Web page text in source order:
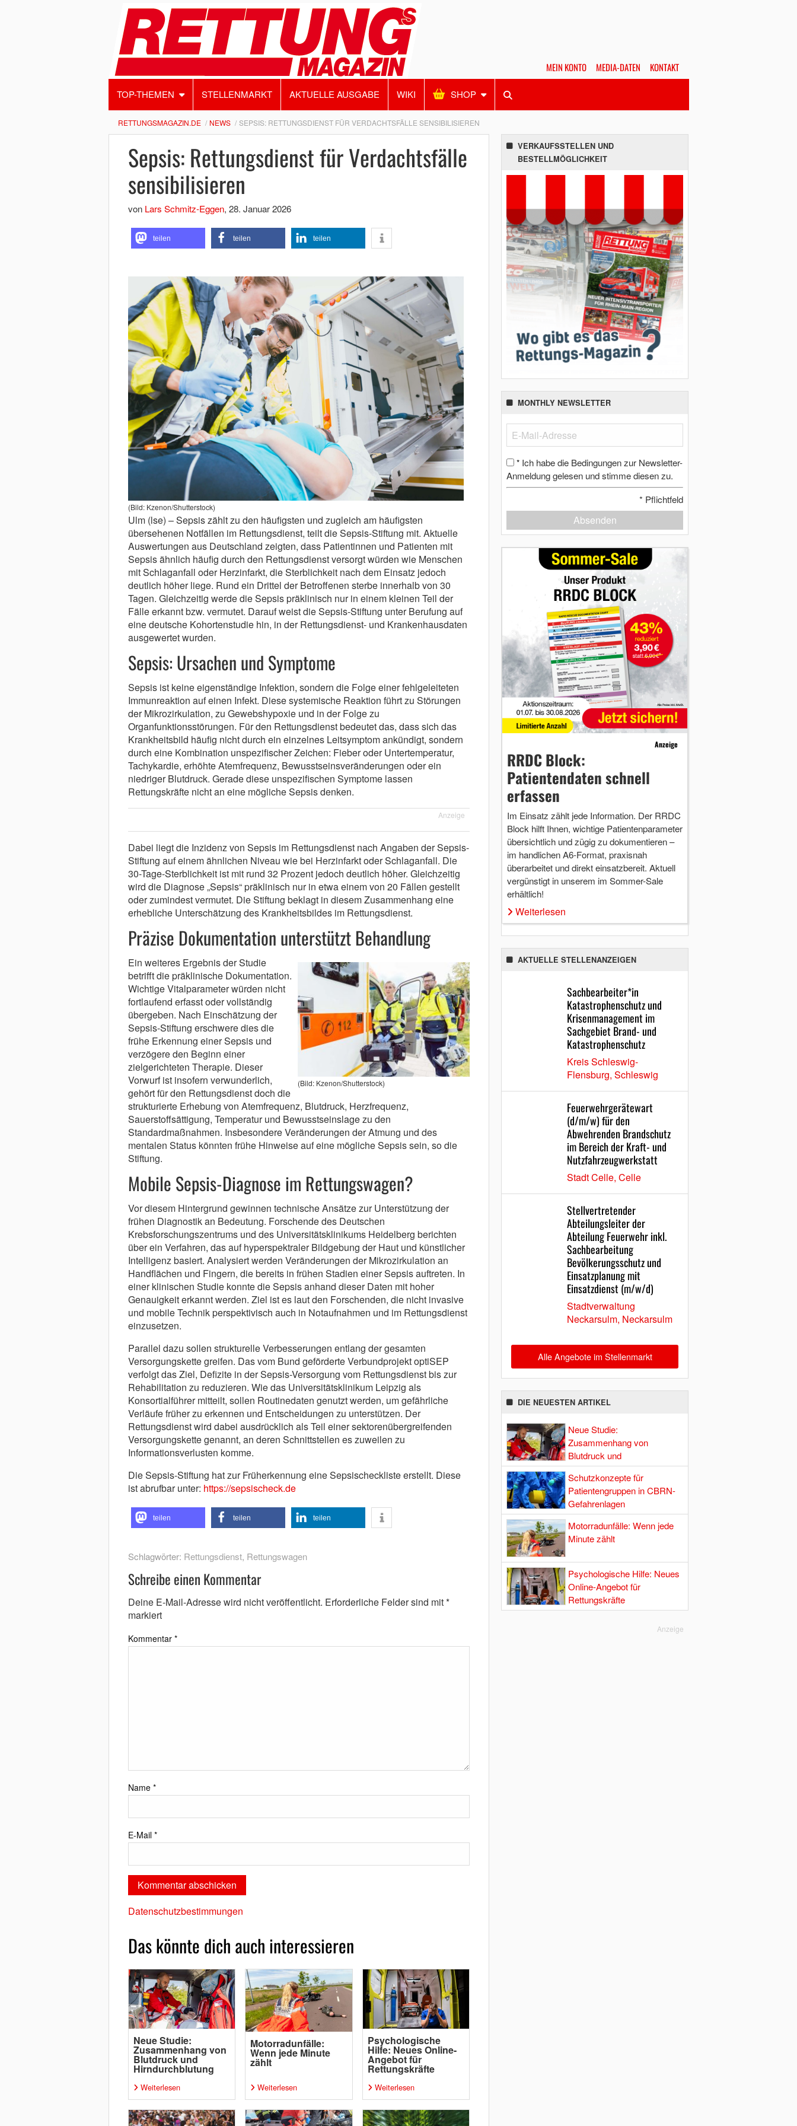
MEIN KONTO MEDIA-DATEN KONTAKT
TOP-THEMEN STELLENMARKT AKTUELLE AUSGABE WIKI SHOP
RETTUNGSMAGAZIN.DE NEWS SEPSIS: RETTUNGSDIENST FÜR VERDACHTSFÄLLE SENSIBILISIEREN
Sepsis: Rettungsdienst für Verdachtsfälle
sensibilisieren
von Lars Schmitz-Eggen, 28. Januar 2026
teilen teilen teilen
(Bild: Kzenon/Shutterstock)
Ulm (lse) – Sepsis zählt zu den häufigsten und zugleich am häufigsten
übersehenen Notfällen im Rettungsdienst, teilt die Sepsis-Stiftung mit. Aktuelle
Auswertungen aus Deutschland zeigten, dass Patientinnen und Patienten mit
Sepsis ähnlich häufig durch den Rettungsdienst versorgt würden wie Menschen
mit Schlaganfall oder Herzinfarkt, die Sterblichkeit nach dem Einsatz jedoch
deutlich höher liege. Rund ein Drittel der Betroffenen sterbe innerhalb von 30
Tagen. Gleichzeitig werde die Sepsis präklinisch nur in einem kleinen Teil der
Fälle erkannt bzw. vermutet. Darauf weist die Sepsis-Stiftung unter Berufung auf
eine deutsche Kohortenstudie hin, in der Rettungsdienst- und Krankenhausdaten
ausgewertet wurden.
Sepsis: Ursachen und Symptome
Sepsis ist keine eigenständige Infektion, sondern die Folge einer fehlgeleiteten
Immunreaktion auf einen Infekt. Diese systemische Reaktion führt zu Störungen
der Mikrozirkulation, zu Gewebshypoxie und in der Folge zu
Organfunktionsstörungen. Für den Rettungsdienst bedeutet das, dass sich das
Krankheitsbild häufig nicht durch ein einzelnes Leitsymptom ankündigt, sondern
durch eine Kombination unspezifischer Zeichen: Fieber oder Untertemperatur,
Tachykardie, erhöhte Atemfrequenz, Bewusstseinsveränderungen oder ein
niedriger Blutdruck. Gerade diese unspezifischen Symptome lassen
Rettungskräfte nicht an eine mögliche Sepsis denken.
Anzeige
Dabei liegt die Inzidenz von Sepsis im Rettungsdienst nach Angaben der Sepsis-
Stiftung auf einem ähnlichen Niveau wie bei Herzinfarkt oder Schlaganfall. Die
30-Tage-Sterblichkeit ist mit rund 32 Prozent jedoch deutlich höher. Gleichzeitig
wird die Diagnose „Sepsis“ präklinisch nur in etwa einem von 20 Fällen gestellt
oder zumindest vermutet. Die Stiftung beklagt in diesem Zusammenhang eine
erhebliche Unterschätzung des Krankheitsbildes im Rettungsdienst.
Präzise Dokumentation unterstützt Behandlung
(Bild: Kzenon/Shutterstock)
Ein weiteres Ergebnis der Studie
betrifft die präklinische Dokumentation.
Wichtige Vitalparameter würden nicht
fortlaufend erfasst oder vollständig
übergeben. Nach Einschätzung der
Sepsis-Stiftung erschwere dies die
frühe Erkennung einer Sepsis und
verzögere den Beginn einer
zielgerichteten Therapie. Dieser
Vorwurf ist insofern verwunderlich,
gehört für den Rettungsdienst doch die
strukturierte Erhebung von Atemfrequenz, Blutdruck, Herzfrequenz,
Sauerstoffsättigung, Temperatur und Bewusstseinslage zu den
Standardmaßnahmen. Insbesondere Veränderungen der Atmung und des
mentalen Status könnten frühe Hinweise auf eine mögliche Sepsis sein, so die
Stiftung.
Mobile Sepsis-Diagnose im Rettungswagen?
Vor diesem Hintergrund gewinnen technische Ansätze zur Unterstützung der
frühen Diagnostik an Bedeutung. Forschende des Deutschen
Krebsforschungszentrums und des Universitätsklinikums Heidelberg berichten
über ein Verfahren, das auf hyperspektraler Bildgebung der Haut und künstlicher
Intelligenz basiert. Analysiert werden Veränderungen der Mikrozirkulation an
Handflächen und Fingern, die bereits in frühen Stadien einer Sepsis auftreten. In
einer klinischen Studie konnte die Sepsis anhand dieser Daten mit hoher
Genauigkeit erkannt werden. Ziel ist es laut den Forschenden, die nicht invasive
und mobile Technik perspektivisch auch in Notaufnahmen und im Rettungsdienst
einzusetzen.
Parallel dazu sollen strukturelle Verbesserungen entlang der gesamten
Versorgungskette greifen. Das vom Bund geförderte Verbundprojekt optiSEP
verfolgt das Ziel, Defizite in der Sepsis-Versorgung vom Rettungsdienst bis zur
Rehabilitation zu reduzieren. Wie das Universitätsklinikum Leipzig als
Konsortialführer mitteilt, sollen Routinedaten genutzt werden, um gefährliche
Verläufe früher zu erkennen und Entscheidungen zu unterstützen. Der
Rettungsdienst wird dabei ausdrücklich als Teil einer sektorenübergreifenden
Versorgungskette genannt, an deren Schnittstellen es zuweilen zu
Informationsverlusten komme.
Die Sepsis-Stiftung hat zur Früherkennung eine Sepsischeckliste erstellt. Diese
ist abrufbar unter: https://sepsischeck.de
teilen teilen teilen
Schlagwörter: Rettungsdienst, Rettungswagen
Schreibe einen Kommentar
Deine E-Mail-Adresse wird nicht veröffentlicht. Erforderliche Felder sind mit*
markiert
Kommentar *
Name *
E-Mail *
Datenschutzbestimmungen
Das könnte dich auch interessieren
Neue Studie:
Zusammenhang von
Blutdruck und
Hirndurchblutung
Weiterlesen
Motorradunfälle:
Wenn jede Minute
zählt
Weiterlesen
Psychologische
Hilfe: Neues Online-
Angebot für
Rettungskräfte
Weiterlesen
VERKAUFSSTELLEN UND
BESTELLMÖGLICHKEIT
MONTHLY NEWSLETTER
* Ich habe die Bedingungen zur Newsletter-
Anmeldung gelesen und stimme diesen zu.
* Pflichtfeld
Absenden
Anzeige
RRDC Block:
Patientendaten schnell
erfassen
Im Einsatz zählt jede Information. Der RRDC
Block hilft Ihnen, wichtige Patientenparameter
übersichtlich und zügig zu dokumentieren –
im handlichen A6-Format, praxisnah
überarbeitet und direkt einsatzbereit. Aktuell
vergünstigt in unserem im Sommer-Sale
erhältlich!
Weiterlesen
AKTUELLE STELLENANZEIGEN
Sachbearbeiter*in
Katastrophenschutz und
Krisenmanagement im
Sachgebiet Brand- und
Katastrophenschutz
Kreis Schleswig-
Flensburg, Schleswig
Feuerwehrgerätewart
(d/m/w) für den
Abwehrenden Brandschutz
im Bereich der Kraft- und
Nutzfahrzeugwerkstatt
Stadt Celle, Celle
Stellvertretender
Abteilungsleiter der
Abteilung Feuerwehr inkl.
Sachbearbeitung
Bevölkerungsschutz und
Einsatzplanung mit
Einsatzdienst (m/w/d)
Stadtverwaltung
Neckarsulm, Neckarsulm
Alle Angebote im Stellenmarkt
DIE NEUESTEN ARTIKEL
Neue Studie:
Zusammenhang von
Blutdruck und
Hirndurchblutung
Schutzkonzepte für
Patientengruppen in CBRN-
Gefahrenlagen
Motorradunfälle: Wenn jede
Minute zählt
Psychologische Hilfe: Neues
Online-Angebot für
Rettungskräfte
Anzeige